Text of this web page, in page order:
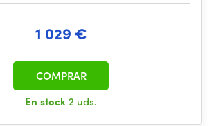
1 029 €
En stock2 uds.
COMPRAR